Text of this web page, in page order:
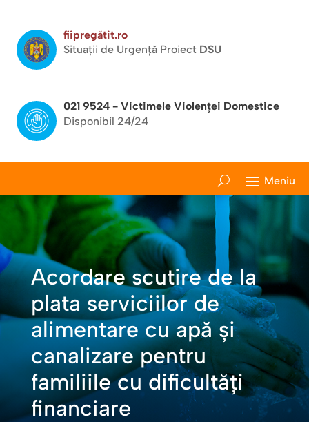
fiipregătit.ro
Situații de Urgență Proiect DSU
021 9524 - Victimele Violenței Domestice
Disponibil 24/24
Acordare scutire de la
plata serviciilor de
alimentare cu apă şi
canalizare pentru
familiile cu dificultăţi
financiare